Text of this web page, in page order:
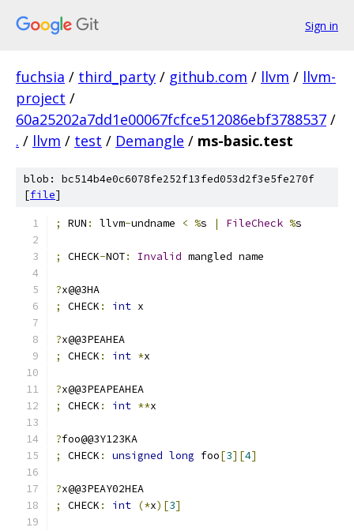
Sign in
fuchsia / third_party / github.com / llvm / llvm-
project /
60a25202a7dd1e00067fcfce512086ebf3788537 /
. / llvm / test / Demangle / ms-basic.test
blob: bc514b4e0c6078fe252f13fed053d2f3e5fe270f
[file]
; RUN : llvm-undname < %s | FileCheck %s
; CHECK-NOT: Invalid mangled name
?x@@3HA
;
CHECK : int x
?x@@3PEAHEA
;
CHECK : int *x
?x@@3PEAPEAHEA
;
CHECK : int **x
?foo@@3Y123KA
;
CHECK : unsigned long foo[3][4]
?x@@3PEAY02HEA
;
CHECK : int (*x)[3]